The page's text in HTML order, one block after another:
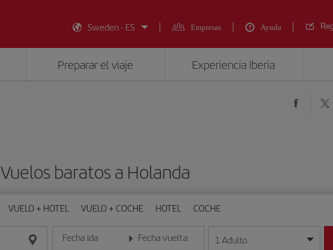
Sweden - ES
Empresas Ayuda
Preparar el viaje Experiencia Iberia
Vuelos baratos a Holanda
VUELO + HOTEL VUELO + COCHE HOTEL COCHE
Fecha ida
Introduce la fecha en formato día/mes/año
Fecha vuelta
Introduce la fecha en formato día/mes/año
1 Adulto